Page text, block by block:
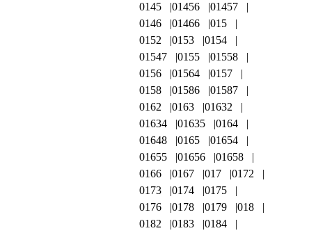
0145
01456
01457
0146
01466
015
0152
0153
0154
01547
0155
01558
0156
01564
0157
0158
01586
01587
0162
0163
01632
01634
01635
0164
01648
0165
01654
01655
01656
01658
0166
0167 017
0172
0173
0174
0175
0176
0178 0179
018
0182
0183
0184